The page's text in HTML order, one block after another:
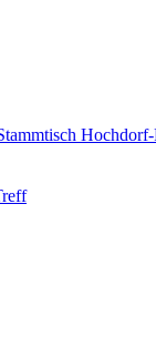
Hochdorf-